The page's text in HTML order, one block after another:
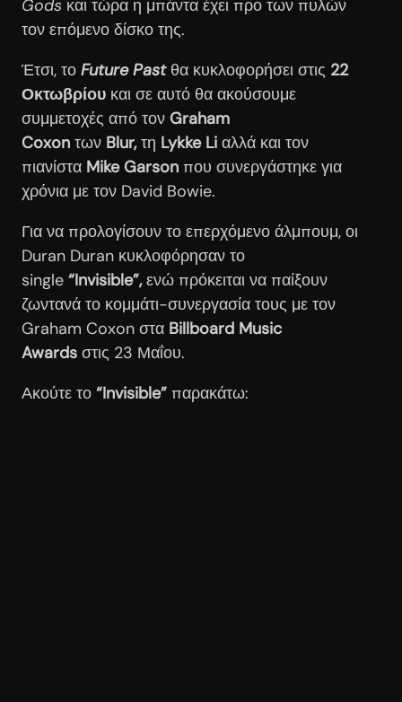
Gods και τώρα η μπάντα έχει προ των πυλών
τον επόμενο δίσκο της.
Έτσι, το Future Pastθα κυκλοφορήσει στις 22
Οκτωβρίου και σε αυτό θα ακούσουμε
συμμετοχές από τον Graham
Coxon των Blur,τη Lykke Li αλλά και τον
πιανίστα Mike Garson που συνεργάστηκε για
χρόνια με τον David Bowie.
Για να προλογίσουν το επερχόμενο άλμπουμ, οι
Duran Duran κυκλοφόρησαν το
single “Invisible”,ενώ πρόκειται να παίξουν
ζωντανά το κομμάτι-συνεργασία τους με τον
Graham Coxon στα Billboard Music
Awards στις 23 Μαΐου.
Ακούτε το “Invisible” παρακάτω: